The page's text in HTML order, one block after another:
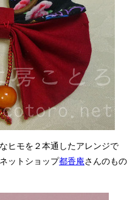
ヒモを２本通したアレンジで
ットショップ都香庵 さんのもの